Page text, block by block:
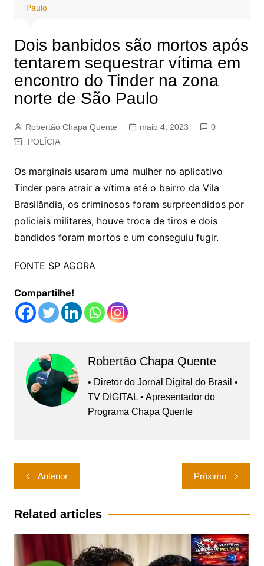
Paulo
Dois banbidos são mortos após
tentarem sequestrar vítima em
encontro do Tinder na zona
norte de São Paulo
Robertão Chapa Quente maio 4, 2023
0
POLÍCIA
Os marginais usaram uma mulher no aplicativo
Tinder para atrair a vítima até o bairro da Vila
Brasilândia, os criminosos foram surpreendidos por
policiais militares, houve troca de tiros e dois
bandidos foram mortos e um conseguiu fugir.
FONTE SP AGORA
Compartilhe!
Robertão Chapa Quente
• Diretor do Jornal Digital do Brasil •
TV DIGITAL • Apresentador do
Programa Chapa Quente
Navegação
de
Post
Anterior Próximo
Related articles